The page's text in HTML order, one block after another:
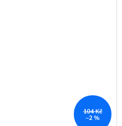
104 Kč
–2 %